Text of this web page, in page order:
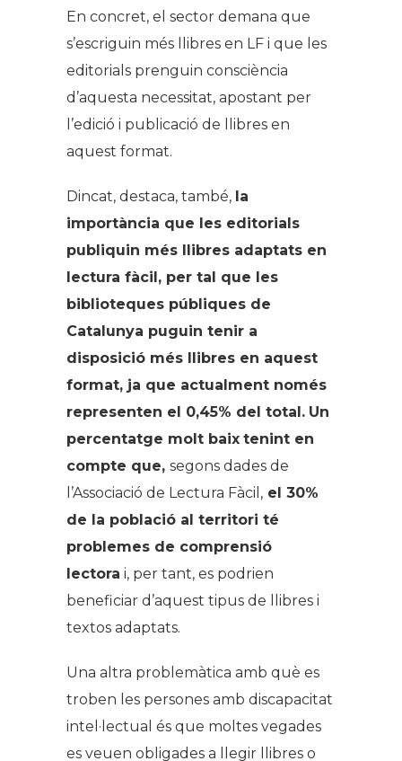
En concret, el sector demana que
s’escriguin més llibres en LF i que les
editorials prenguin consciència
d’aquesta necessitat, apostant per
l’edició i publicació de llibres en
aquest format.
Dincat, destaca, també, la
importància que les editorials
publiquin més llibres adaptats en
lectura fàcil, per tal que les
biblioteques públiques de
Catalunya puguin tenir a
disposició més llibres en aquest
format, ja que actualment només
representen el 0,45% del total. Un
percentatge molt baix tenint en
compte que, segons dades de
l’Associació de Lectura Fàcil, el 30%
de la població al territori té
problemes de comprensió
lectora i, per tant, es podrien
beneficiar d’aquest tipus de llibres i
textos adaptats.
Una altra problemàtica amb què es
troben les persones amb discapacitat
intel·lectual és que moltes vegades
es veuen obligades a llegir llibres o